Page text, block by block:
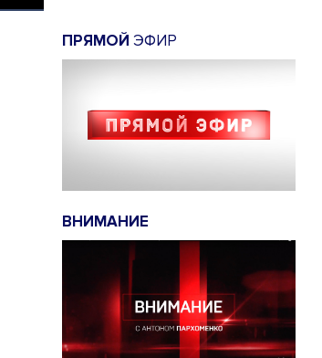
ПРЯМОЙ ЭФИР
ВНИМАНИЕ